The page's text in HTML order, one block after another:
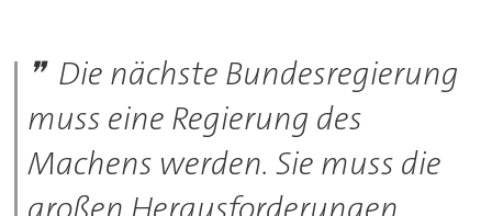
Die nächste Bundesregierung
muss eine Regierung des
Machens werden. Sie muss die